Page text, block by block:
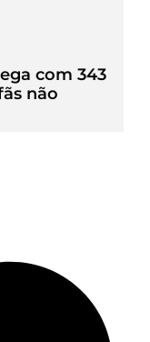
com 343
não